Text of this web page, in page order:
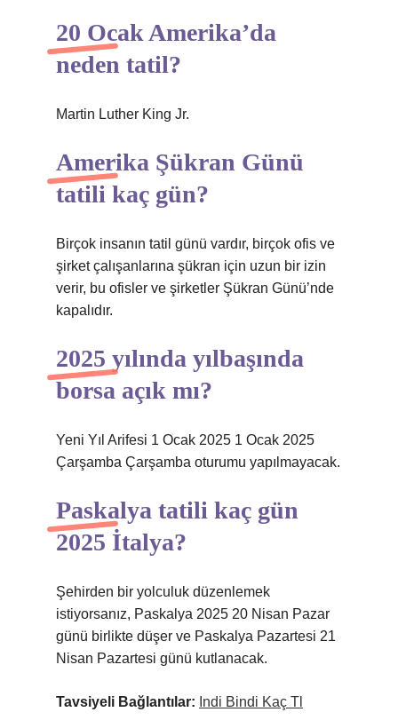
20 Ocak Amerika’da
neden tatil?
Martin Luther King Jr.
Amerika Şükran Günü
tatili kaç gün?
Birçok insanın tatil günü vardır, birçok ofis ve
şirket çalışanlarına şükran için uzun bir izin
verir, bu ofisler ve şirketler Şükran Günü’nde
kapalıdır.
2025 yılında yılbaşında
borsa açık mı?
Yeni Yıl Arifesi 1 Ocak 2025 1 Ocak 2025
Çarşamba Çarşamba oturumu yapılmayacak.
Paskalya tatili kaç gün
2025 İtalya?
Şehirden bir yolculuk düzenlemek
istiyorsanız, Paskalya 2025 20 Nisan Pazar
günü birlikte düşer ve Paskalya Pazartesi 21
Nisan Pazartesi günü kutlanacak.
Tavsiyeli Bağlantılar: Indi Bindi Kaç Tl